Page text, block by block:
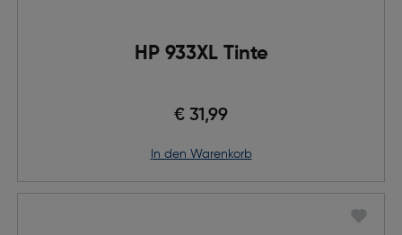
HP 933XL Tinte
€ 31,99
in den Warenkorb